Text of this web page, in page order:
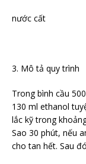
nước cất
3. Mô tả quy trình
Trong bình cầu
130 ml ethanol
lắc kỹ trong
Sao 30 phút, nếu
cho tan hết. Sau